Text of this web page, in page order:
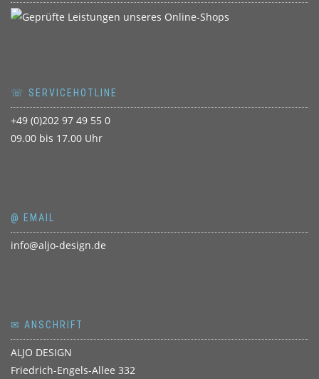
☏ SERVICEHOTLINE
+49 (0)202 97 49 55 0
09.00 bis 17.00 Uhr
@ EMAIL
info@aljo-design.de
✉ ANSCHRIFT
ALJO DESIGN
Friedrich-Engels-Allee 332